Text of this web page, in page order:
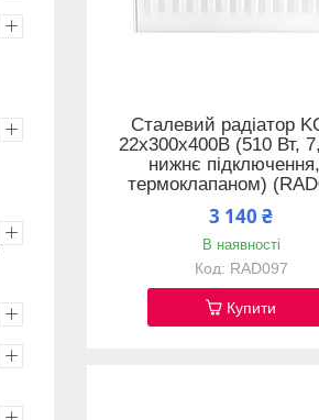
Сталевий радіатор
22x300x400B (510 Вт,
нижнє
термоклапаном)
3 140 ₴
В наявності
RAD097
Купити